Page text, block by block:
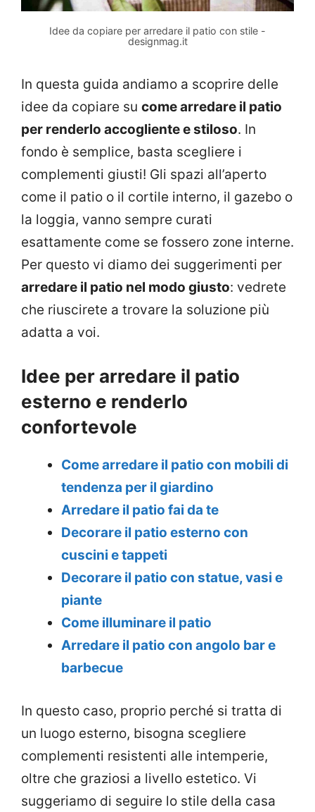
Idee da copiare per arredare il patio con stile -
designmag.it
In questa guida andiamo a scoprire delle
idee da copiare su come arredare il patio
per renderlo accogliente e stiloso. In
fondo è semplice, basta scegliere i
complementi giusti! Gli spazi all’aperto
come il patio o il cortile interno, il gazebo o
la loggia, vanno sempre curati
esattamente come se fossero zone interne.
Per questo vi diamo dei suggerimenti per
arredare il patio nel modo giusto: vedrete
che riuscirete a trovare la soluzione più
adatta a voi.
Idee per arredare il patio
esterno e renderlo
confortevole
Come arredare il patio con mobili di
tendenza per il giardino
Arredare il patio fai da te
Decorare il patio esterno con
cuscini e tappeti
Decorare il patio con statue, vasi e
piante
Come illuminare il patio
Arredare il patio con angolo bar e
barbecue
In questo caso, proprio perché si tratta di
un luogo esterno, bisogna scegliere
complementi resistenti alle intemperie,
oltre che graziosi a livello estetico. Vi
suggeriamo di seguire lo stile della casa